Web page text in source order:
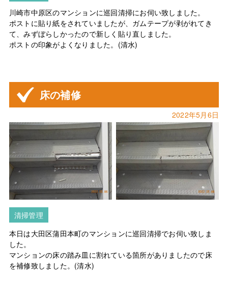
川崎市中原区のマンションに巡回清掃にお伺い致しました。
ポストに貼り紙をされていましたが、ガムテープが剥がれてき
て、みずぼらしかったので新しく貼り直しました。
ポストの印象がよくなりました。(清水)
床の補修
2022年5月6日
清掃管理
本日は大田区蒲田本町のマンションに巡回清掃でお伺い致しま
した。
マンションの床の踏み皿に割れている箇所がありましたので床
を補修致しました。(清水)